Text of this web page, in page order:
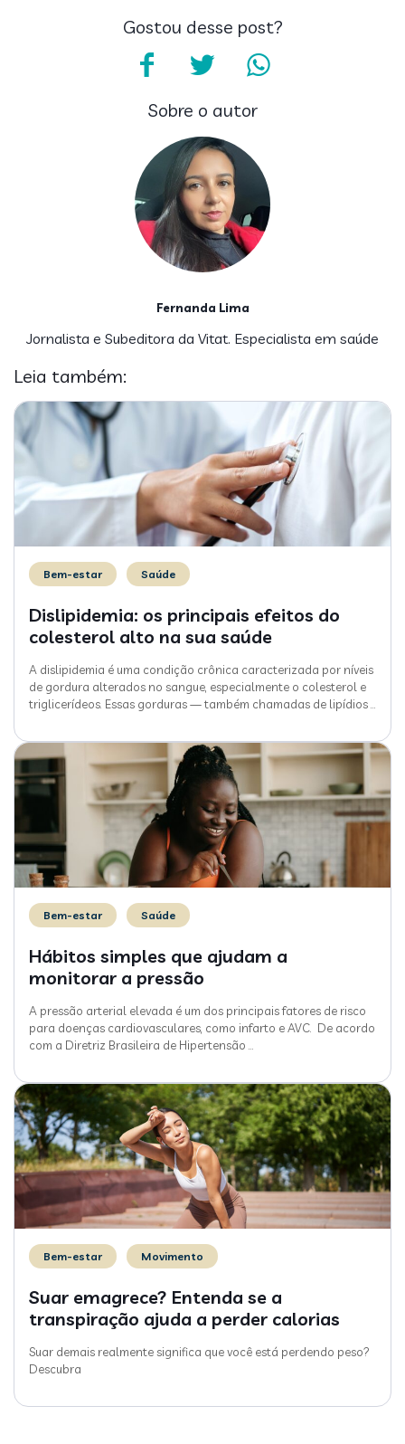
Gostou desse post?
Sobre o autor
Fernanda Lima
Jornalista e Subeditora da Vitat. Especialista em saúde
Leia também:
Bem-estar Saúde
Dislipidemia: os principais efeitos do
colesterol alto na sua saúde
A dislipidemia é uma condição crônica caracterizada por níveis
de gordura alterados no sangue, especialmente o colesterol e
triglicerídeos. Essas gorduras — também chamadas de lipídios
Bem-estar Saúde
Hábitos simples que ajudam a
monitorar a pressão
A pressão arterial elevada é um dos principais fatores de risco
para doenças cardiovasculares, como infarto e AVC. De acordo
com a Diretriz Brasileira de Hipertensão
Bem-estar Movimento
Suar emagrece? Entenda se a
transpiração ajuda a perder calorias
Suar demais realmente significa que você está perdendo peso?
Descubra